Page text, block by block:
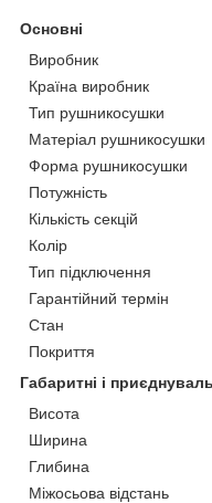
Основні
Виробник
Країна виробник
Тип рушникосушки
Матеріал рушникосушки
Форма рушникосушки
Потужність
Кількість секцій
Колір
Тип підключення
Гарантійний термін
Стан
Покриття
Габаритні і
Висота
Ширина
Глибина
Міжосьова відстань